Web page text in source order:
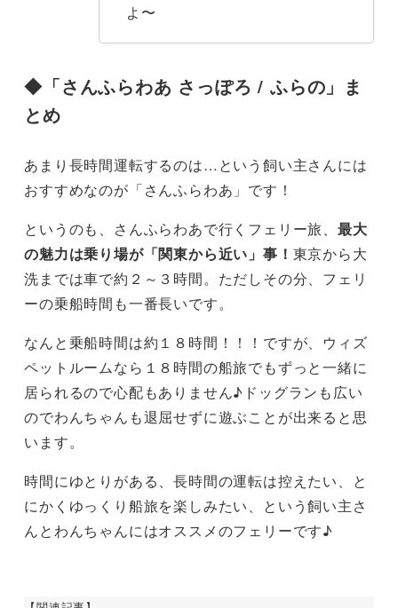
よ〜
◆ 「さんふらわあ さっぽろ / ふらの」ま
とめ
あまり長時間運転するのは…という飼い主さんには
おすすめなのが「さんふらわあ」です！
というのも、さんふらわあで行くフェリー旅、 最大
の魅力は乗り場が「関東から近い」事！ 東京から大
洗までは車で約２～３時間。ただしその分、フェリ
ーの乗船時間も一番長いです。
なんと乗船時間は約１８時間！！！ですが、ウィズ
ペットルームなら１８時間の船旅でもずっと一緒に
居られるので心配もありません♪ドッグランも広い
のでわんちゃんも退屈せずに遊ぶことが出来ると思
います。
時間にゆとりがある、長時間の運転は控えたい、と
にかくゆっくり船旅を楽しみたい、という飼い主さ
んとわんちゃんにはオススメのフェリーです♪